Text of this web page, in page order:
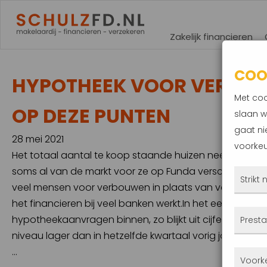
Zakelijk financieren
HYPOTHEEK VOOR
OP DEZE PUNTEN
28 mei 2021
Het totaal aantal te koop staande huizen neemt
soms al van de markt voor ze op Funda verschijnen.
veel mensen voor verbouwen in plaats van verhuizen.
het financieren bij veel banken werkt.In het eerste
hypotheekaanvragen binnen, zo blijkt uit cijfers van
niveau lager dan in hetzelfde kwartaal vorig jaar. Het
…
Met
slaan
gaat
Strikt